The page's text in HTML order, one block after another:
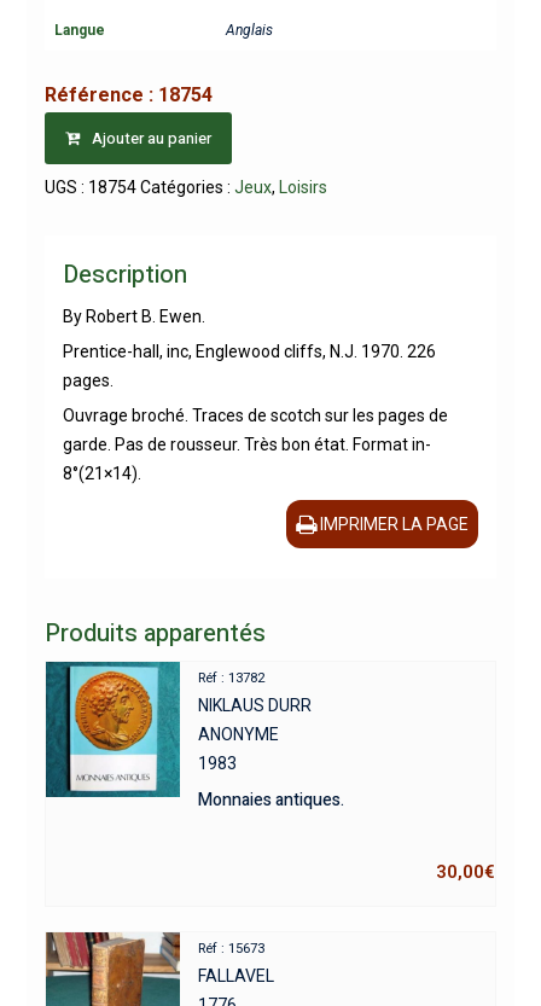
Langue Anglais
Référence : 18754
Ajouter au panier
UGS : 18754 Catégories : Jeux, Loisirs
Description
By Robert B. Ewen.
Prentice-hall, inc, Englewood cliffs, N.J. 1970. 226
pages.
Ouvrage broché. Traces de scotch sur les pages de
garde. Pas de rousseur. Très bon état. Format in-
8°(21×14).
IMPRIMER LA PAGE
Produits apparentés
Réf : 13782
NIKLAUS DURR
ANONYME
1983
Monnaies antiques.
30,00€
Réf : 15673
FALLAVEL